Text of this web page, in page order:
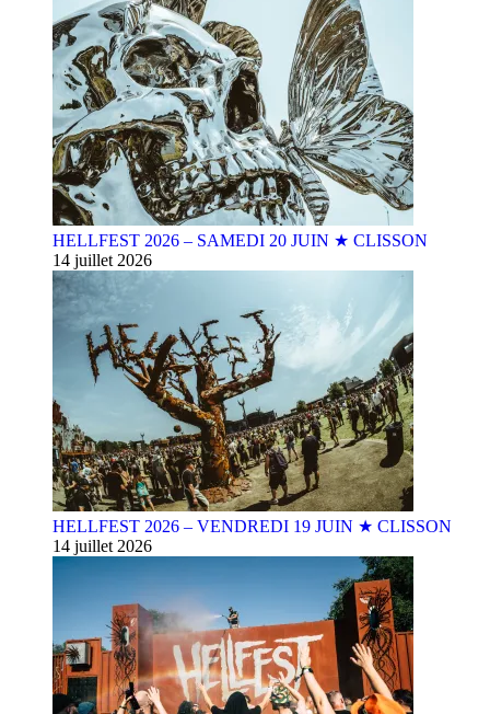
HELLFEST 2026 – SAMEDI 20 JUIN ★ CLISSON
14 juillet 2026
HELLFEST 2026 – VENDREDI 19 JUIN ★ CLISSON
14 juillet 2026